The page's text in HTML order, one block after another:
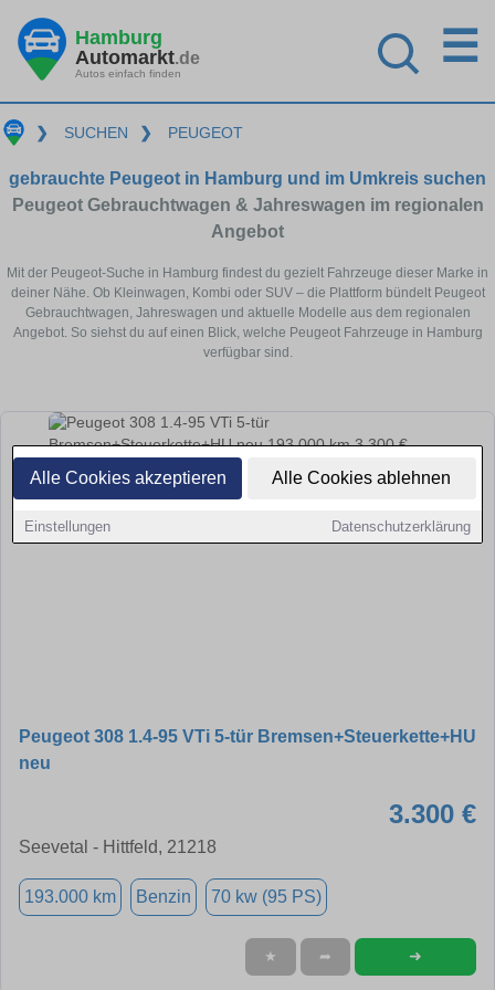
Alle Cookies akzeptieren Alle Cookies ablehnen
Einstellungen Datenschutzerklärung
Hamburg
Automarkt.de
Autos einfach finden
☰
❯ SUCHEN ❯ PEUGEOT
gebrauchte Peugeot in Hamburg und im Umkreis suchen
Peugeot Gebrauchtwagen & Jahreswagen im regionalen
Angebot
Mit der Peugeot-Suche in Hamburg findest du gezielt Fahrzeuge dieser Marke in
deiner Nähe. Ob Kleinwagen, Kombi oder SUV – die Plattform bündelt Peugeot
Gebrauchtwagen, Jahreswagen und aktuelle Modelle aus dem regionalen
Angebot. So siehst du auf einen Blick, welche Peugeot Fahrzeuge in Hamburg
verfügbar sind.
Peugeot 308 1.4-95 VTi 5-tür Bremsen+Steuerkette+HU
neu
3.300 €
Seevetal - Hittfeld, 21218
193.000 km Benzin 70 kw (95 PS)
★ ➦ ➜